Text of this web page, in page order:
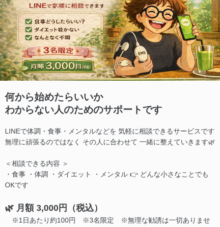
何から始めたらいいか
わからない人のためのサポートです
LINEで体調・食事・メンタルなどを 気軽に相談できるサービスです
無理に頑張るのではなく その人に合わせて 一緒に整えていきます🌿
＜相談できる内容 ＞
・食事 ・体調 ・ダイエット ・メンタル 👉 どんな小さなことでも
OKです
🌿 月額 3,000円（税込）
※1日あたり約100円 ※3名限定 ※無理な勧誘は一切ありませ